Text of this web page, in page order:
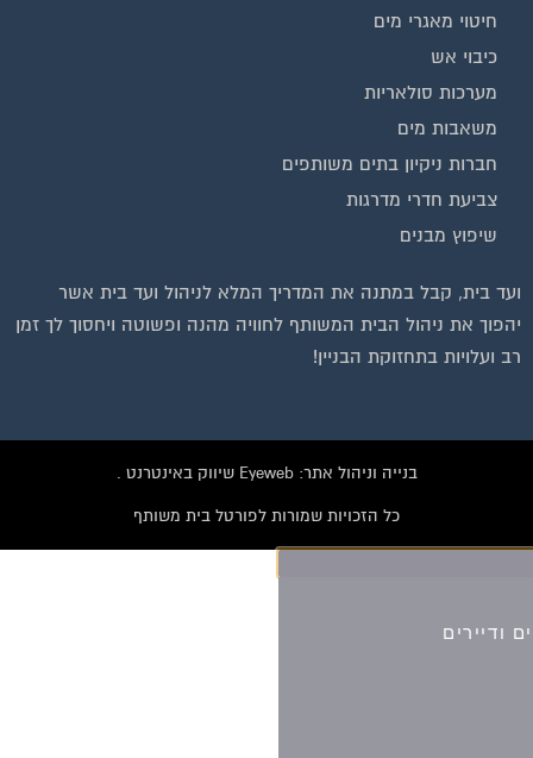
חיטוי מאגרי מים
כיבוי אש
מערכות סולאריות
משאבות מים
חברות ניקיון בתים משותפים
צביעת חדרי מדרגות
שיפוץ מבנים
ועד בית, קבל במתנה את המדריך המלא לניהול ועד בית אשר
יהפוך את ניהול הבית המשותף לחוויה מהנה ופשוטה ויחסוך לך זמן
רב ועלויות בתחזוקת הבניין!
בנייה וניהול אתר: Eyeweb שיווק באינטרנט .
כל הזכויות שמורות לפורטל בית משותף